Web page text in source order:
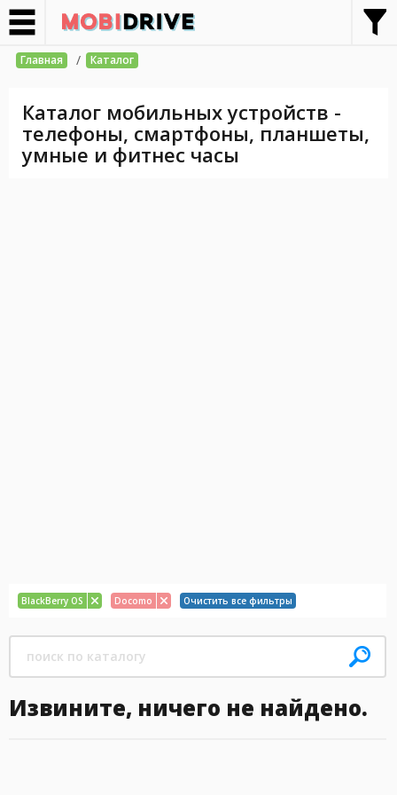
Главная / Каталог
Каталог мобильных устройств -
телефоны, смартфоны, планшеты,
умные и фитнес часы
BlackBerry OS Docomo Очистить все фильтры
Извините, ничего не найдено.